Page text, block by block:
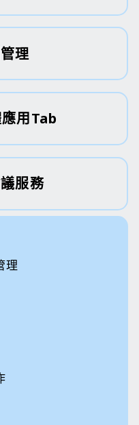
理
用Tab
服務
理